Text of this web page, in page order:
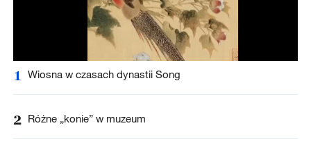
1 Wiosna w czasach dynastii Song
2 Różne „konie” w muzeum